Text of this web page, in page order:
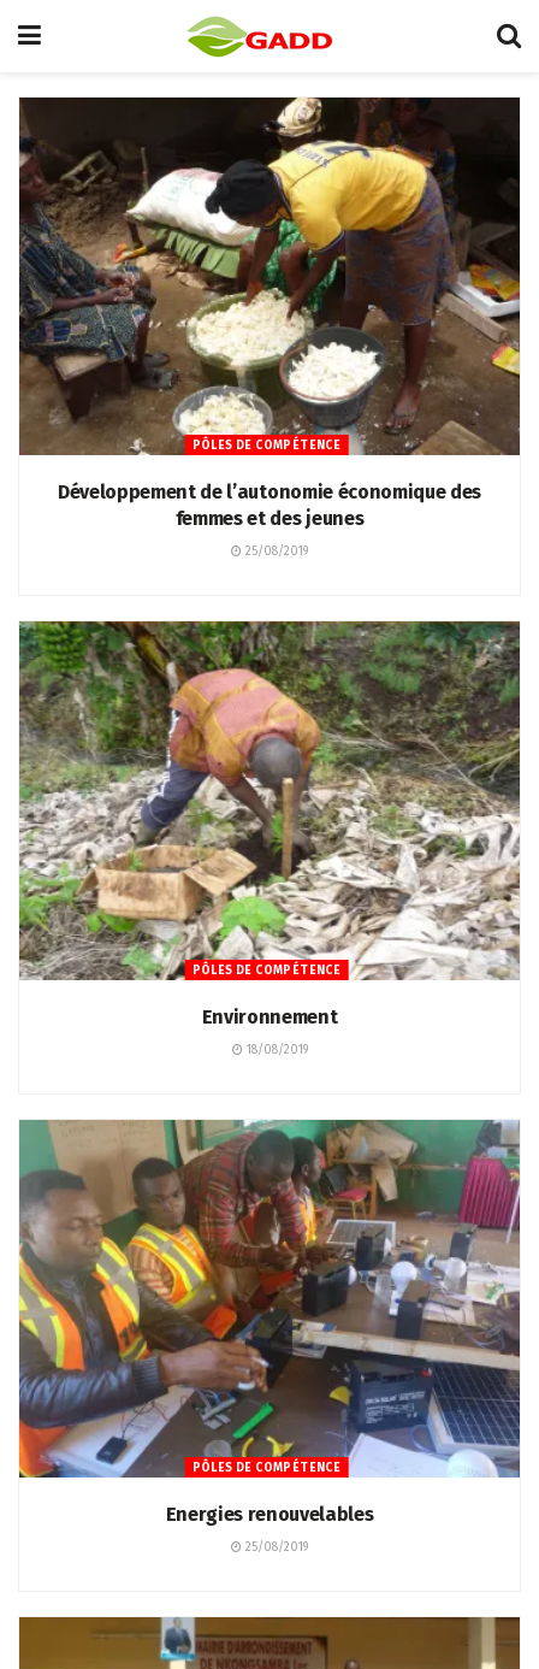
PÔLES DE COMPÉTENCE
Développement de l’autonomie économique des
femmes et des jeunes
25/08/2019
PÔLES DE COMPÉTENCE
Environnement
18/08/2019
PÔLES DE COMPÉTENCE
Energies renouvelables
25/08/2019